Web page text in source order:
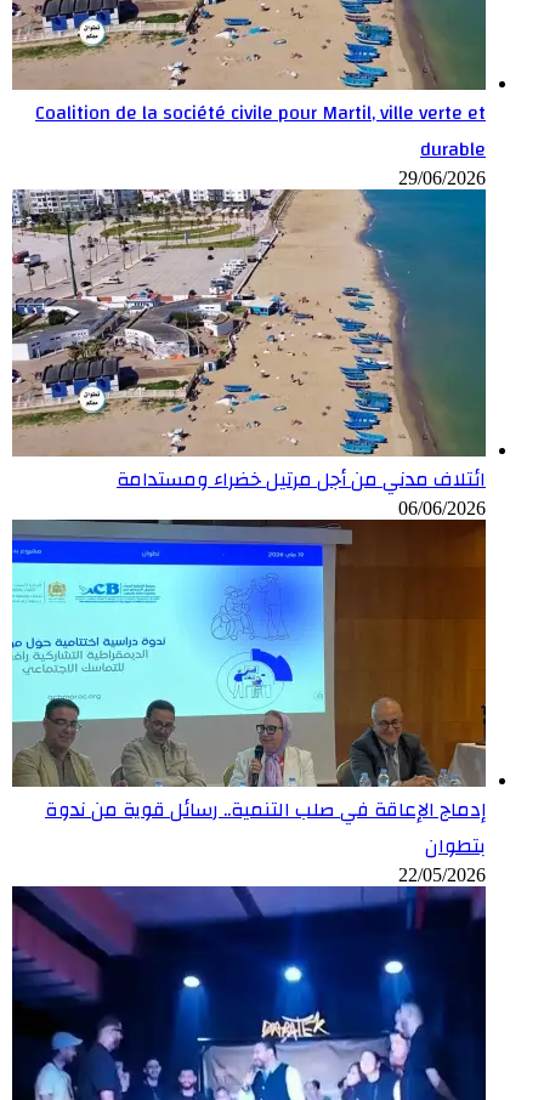
Coalition de la société civile pour Martil, ville verte et
durable
29/06/2026
ائتلاف مدني من أجل مرتيل خضراء ومستدامة
06/06/2026
إدماج الإعاقة في صلب التنمية.. رسائل قوية من ندوة
بتطوان
22/05/2026